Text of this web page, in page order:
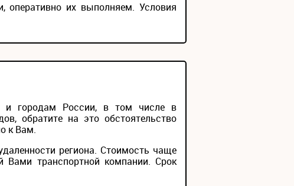
оперативно их выполняем. Условия
и городам России, в том числе в
обратите на это обстоятельство
к Вам.
региона. Стоимость чаще
Вами транспортной компании. Срок